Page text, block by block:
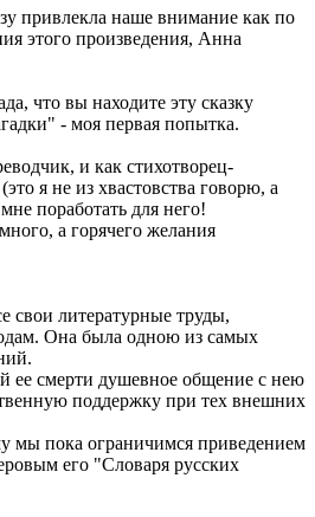
привлекла наше внимание как по
этого произведения, Анна
что вы находите эту сказку
- моя первая попытка.
и как стихотворец-
я не из хвастовства говорю, а
поработать для него!
а горячего желания
свои литературные труды,
Она была одною из самых
ее смерти душевное общение с нею
поддержку при тех внешних
мы пока ограничимся приведением
его "Словаря русских